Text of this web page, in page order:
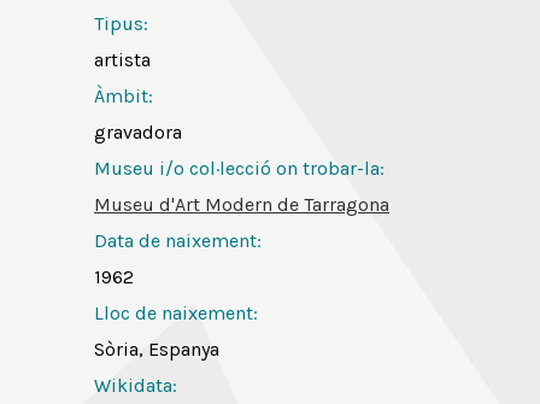
Tipus:
artista
Àmbit:
gravadora
Museu i/o col·lecció on trobar-la:
Museu d'Art Modern de Tarragona
Data de naixement:
1962
Lloc de naixement:
Sòria, Espanya
Wikidata: